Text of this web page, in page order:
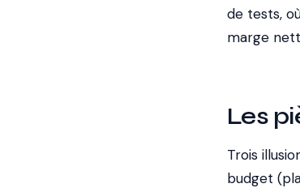
de tests,
marge
Les
Trois
budget